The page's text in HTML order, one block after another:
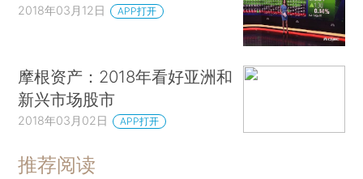
2018年03月12日 APP打开
摩根资产：2018年看好亚洲和
新兴市场股市
2018年03月02日 APP打开
推荐阅读